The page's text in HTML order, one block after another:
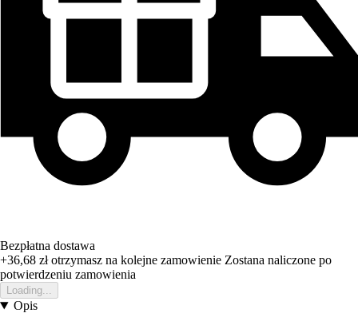
Bezpłatna dostawa
+36,68 złotrzymasz na kolejne zamowienie Zostana naliczone po
potwierdzeniu zamowienia
Loading...
Opis